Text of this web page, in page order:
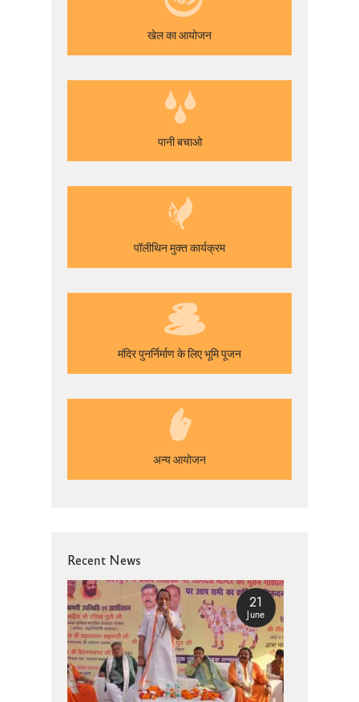
खेल का आयोजन
पानी बचाओ
पॉलीथिन मुक्त कार्यक्रम
मंदिर पुनर्निर्माण के लिए भूमि पूजन
अन्य आयोजन
Recent News
21
June